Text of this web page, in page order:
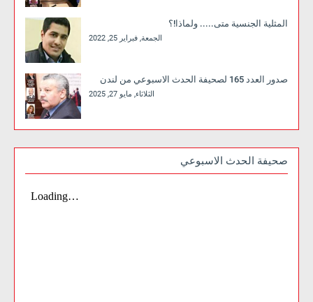
المثلية الجنسية متى..... ولماذا!؟
الجمعة, فبراير 25, 2022
صدور العدد 165 لصحيفة الحدث الاسبوعي من لندن
الثلاثاء, مايو 27, 2025
صحيفة الحدث الاسبوعي